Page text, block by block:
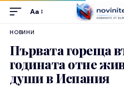
Aa
НОВИНИ
Първата гореща
годината отне
души в Испания